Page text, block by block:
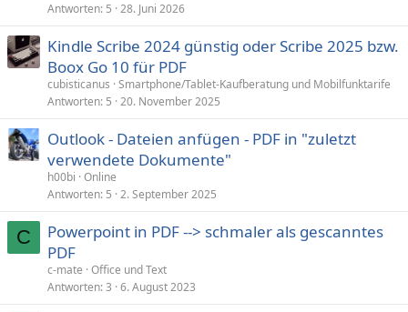
Antworten 5 28. Juni 2026
Kindle Scribe 2024 günstig oder Scribe 2025 bzw.
Boox Go 10 für PDF
cubisticanus Smartphone/Tablet-Kaufberatung und Mobilfunktarife
Antworten 5 20. November 2025
Outlook - Dateien anfügen - PDF in "zuletzt
verwendete Dokumente"
h00bi Online
Antworten 5 2. September 2025
C
Powerpoint in PDF --> schmaler als gescanntes
PDF
c-mate Office und Text
Antworten 3 6. August 2023